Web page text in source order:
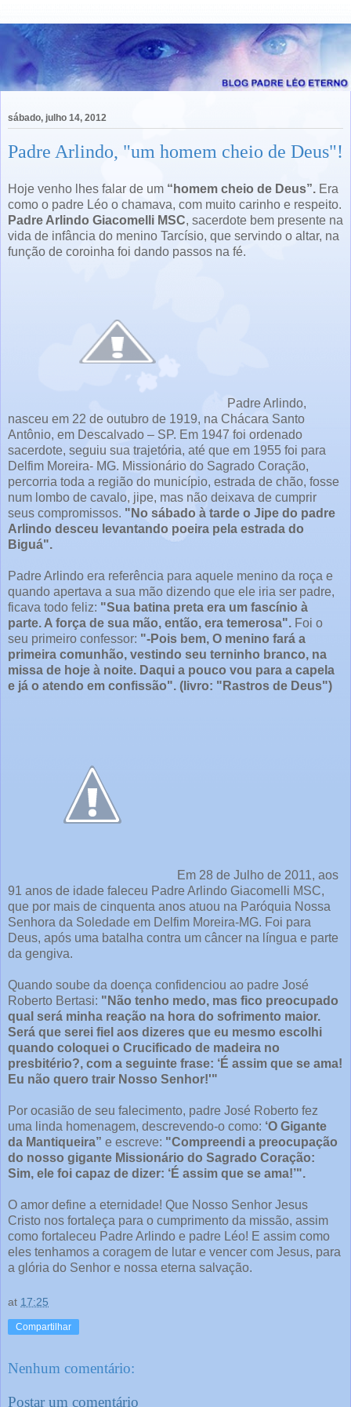
sábado, julho 14, 2012
Padre Arlindo, "um homem cheio de Deus"!
Hoje venho lhes falar de um “homem cheio de Deus”. Era
como o padre Léo o chamava, com muito carinho e respeito.
Padre Arlindo Giacomelli MSC, sacerdote bem presente na
vida de infância do menino Tarcísio, que servindo o altar, na
função de coroinha foi dando passos na fé.
Padre Arlindo,
nasceu em 22 de outubro de 1919, na Chácara Santo
Antônio, em Descalvado – SP. Em 1947 foi ordenado
sacerdote, seguiu sua trajetória, até que em 1955 foi para
Delfim Moreira- MG. Missionário do Sagrado Coração,
percorria toda a região do município, estrada de chão, fosse
num lombo de cavalo, jipe, mas não deixava de cumprir
seus compromissos. "No sábado à tarde o Jipe do padre
Arlindo desceu levantando poeira pela estrada do
Biguá".
Padre Arlindo era referência para aquele menino da roça e
quando apertava a sua mão dizendo que ele iria ser padre,
ficava todo feliz: "Sua batina preta era um fascínio à
parte. A força de sua mão, então, era temerosa". Foi o
seu primeiro confessor: "-Pois bem, O menino fará a
primeira comunhão, vestindo seu terninho branco, na
missa de hoje à noite. Daqui a pouco vou para a capela
e já o atendo em confissão". (livro: "Rastros de Deus")
Em 28 de Julho de 2011, aos
91 anos de idade faleceu Padre Arlindo Giacomelli MSC,
que por mais de cinquenta anos atuou na Paróquia Nossa
Senhora da Soledade em Delfim Moreira-MG. Foi para
Deus, após uma batalha contra um câncer na língua e parte
da gengiva.
Quando soube da doença confidenciou ao padre José
Roberto Bertasi: "Não tenho medo, mas fico preocupado
qual será minha reação na hora do sofrimento maior.
Será que serei fiel aos dizeres que eu mesmo escolhi
quando coloquei o Crucificado de madeira no
presbitério?, com a seguinte frase: ‘É assim que se ama!
Eu não quero trair Nosso Senhor!'"
Por ocasião de seu falecimento, padre José Roberto fez
uma linda homenagem, descrevendo-o como: ‘O Gigante
da Mantiqueira” e escreve: "Compreendi a preocupação
do nosso gigante Missionário do Sagrado Coração:
Sim, ele foi capaz de dizer: ‘É assim que se ama!’".
O amor define a eternidade! Que Nosso Senhor Jesus
Cristo nos fortaleça para o cumprimento da missão, assim
como fortaleceu Padre Arlindo e padre Léo! E assim como
eles tenhamos a coragem de lutar e vencer com Jesus, para
a glória do Senhor e nossa eterna salvação.
at 17:25
Compartilhar
Nenhum comentário:
Postar um comentário